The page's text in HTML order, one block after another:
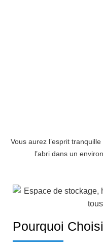
Vous aurez l’esprit
l’abri dans un
Pourquoi